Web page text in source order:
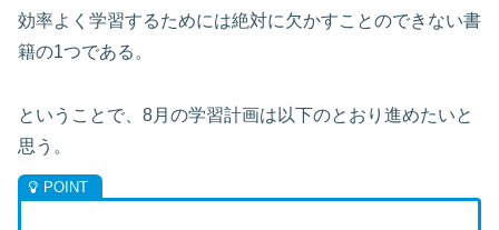
効率よく学習するためには絶対に欠かすことのできない書
籍の1つである。
ということで、8月の学習計画は以下のとおり進めたいと
思う。